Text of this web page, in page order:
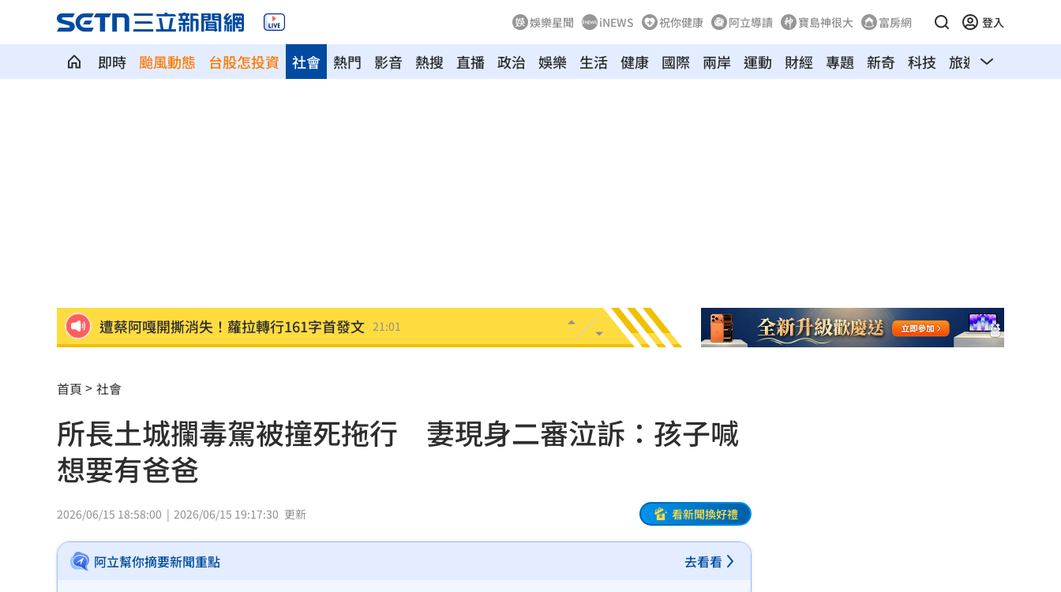
娛樂星聞 iNEWS 祝你健康 阿立導讀 寶島神很大 富房網 登入
即時 颱風動態 台股怎投資 熱門 影音 熱搜 直播 政治
社會 娛樂 生活 健康 國際 兩岸 運動 財經 專題 新奇 科技 旅遊 汽車
遭蔡阿嘎開撕消失！蘿拉轉行161字首發文 21:01
蔣萬安再提疫苗封存30年！周軒引判決開酸
2026全球移居排名 台灣「第5」贏日韓 20:57
革命衛隊要美滿足條件 否則不開放荷莫茲
ALLDAY PROJECT太狂！LIVE實力震撼全場
顧立雄視導第三作戰區 慰勉參演官兵辛勞 20:54
首頁 社會
所長土城攔毒駕被撞死拖行 妻現身二審泣訴：孩子喊
想要有爸爸
2026/06/15 18:58:00 2026/06/15 19:17:30 更新 看新聞換好禮
阿立幫你摘要新聞重點 去看看